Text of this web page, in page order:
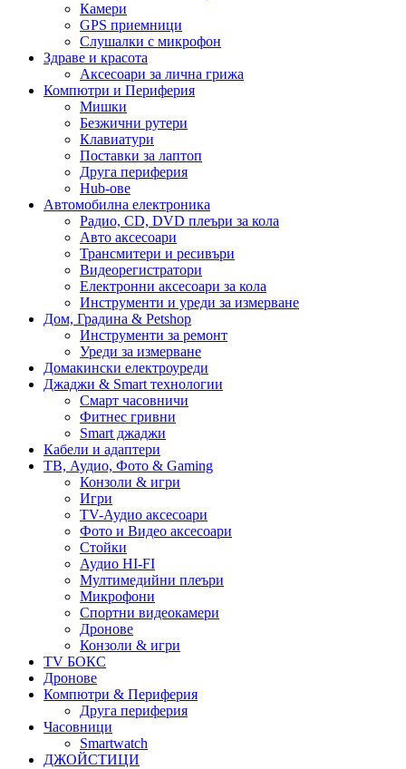
Камери
GPS приемници
Слушалки с микрофон
Здраве и красота
Аксесоари за лична грижа
Компютри и Периферия
Мишки
Безжични рутери
Клавиатури
Поставки за лаптоп
Друга периферия
Hub-ове
Автомобилна електроника
Радио, CD, DVD плеъри за кола
Авто аксесоари
Трансмитери и ресивъри
Видеорегистратори
Електронни аксесоари за кола
Инструменти и уреди за измерване
Дом, Градина & Petshop
Инструменти за ремонт
Уреди за измерване
Домакински електроуреди
Джаджи & Smart технологии
Смарт часовничи
Фитнес гривни
Smart джаджи
Кабели и адаптери
ТВ, Аудио, Фото & Gaming
Конзоли & игри
Игри
TV-Аудио аксесоари
Фото и Видео аксесоари
Стойки
Аудио HI-FI
Мултимедийни плеъри
Микрофони
Спортни видеокамери
Дронове
Конзоли & игри
TV БОКС
Дронове
Компютри & Периферия
Друга периферия
Часовници
Smartwatch
ДЖОЙСТИЦИ